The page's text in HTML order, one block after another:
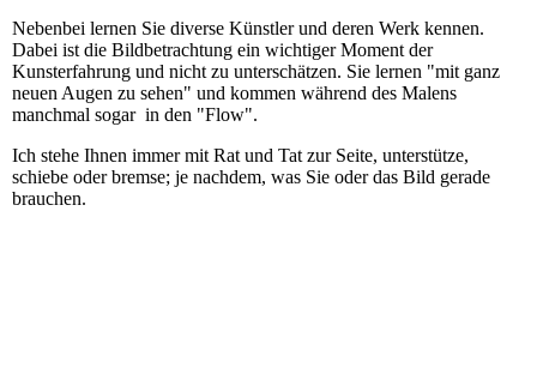
Nebenbei lernen Sie diverse Künstler und deren Werk kennen.
Dabei ist die Bildbetrachtung ein wichtiger Moment der
Kunsterfahrung und nicht zu unterschätzen. Sie lernen "mit ganz
neuen Augen zu sehen" und kommen während des Malens
manchmal sogar in den "Flow".
Ich stehe Ihnen immer mit Rat und Tat zur Seite, unterstütze,
schiebe oder bremse; je nachdem, was Sie oder das Bild gerade
brauchen.